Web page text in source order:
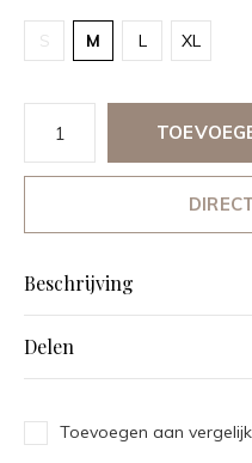
S M L XL
Beschrijving
Delen
Toevoegen aan